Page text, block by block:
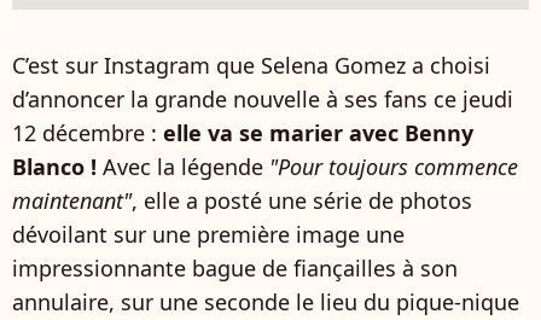
C’est sur Instagram que Selena Gomez a choisi
d’annoncer la grande nouvelle à ses fans ce jeudi
12 décembre : elle va se marier avec Benny
Blanco ! Avec la légende "Pour toujours commence
maintenant", elle a posté une série de photos
dévoilant sur une première image une
impressionnante bague de fiançailles à son
annulaire, sur une seconde le lieu du pique-nique